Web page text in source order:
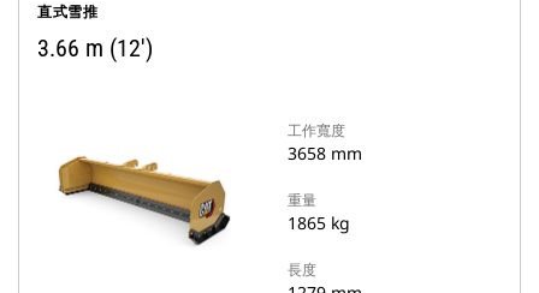
直式雪推
3.66 m (12')
工作寬度
3658 mm
重量
1865 kg
長度